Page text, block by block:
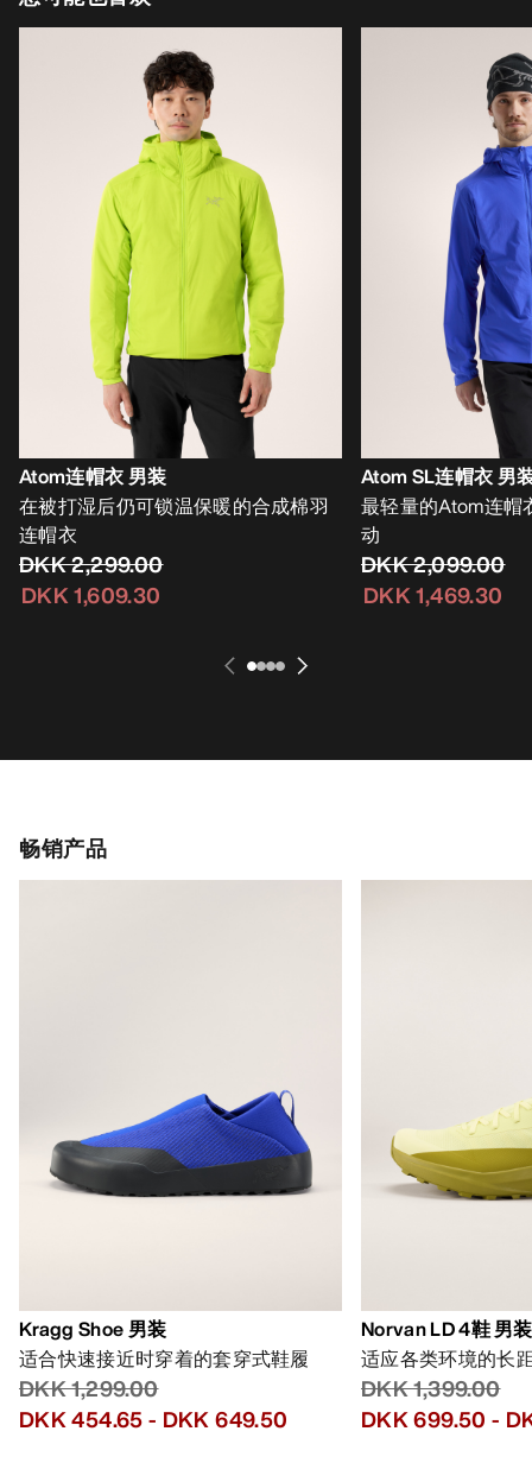
Atom连帽衣 男装
在被打湿后仍可锁温保暖的合成棉羽
连帽衣
DKK 2,299.00
DKK 1,609.30
Atom SL连帽衣 男
最轻量的Atom连帽
动
DKK 2,099.00
DKK 1,469.30
畅销产品
Kragg Shoe 男装
适合快速接近时穿着的套穿式鞋履
DKK 1,299.00
DKK 454.65- DKK 649.50
Norvan LD 4鞋 男装
适应各类环境的长
DKK 1,399.00
DKK 699.50 -